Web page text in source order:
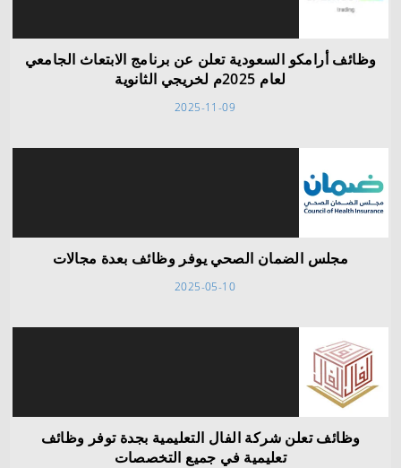
وظائف أرامكو السعودية تعلن عن برنامج الابتعاث الجامعي
لعام 2025م لخريجي الثانوية
2025-11-09
مجلس الضمان الصحي يوفر وظائف بعدة مجالات
2025-05-10
وظائف تعلن شركة الفال التعليمية بجدة توفر وظائف
تعليمية في جميع التخصصات